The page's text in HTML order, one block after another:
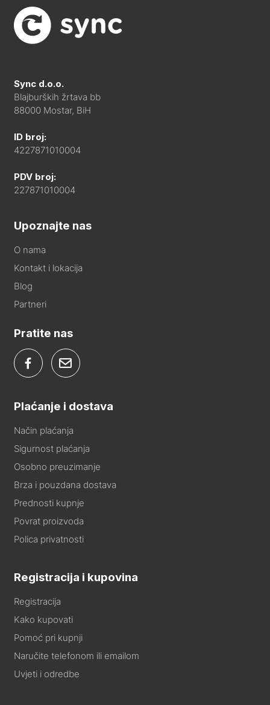
Sync d.o.o.
Blajburških žrtava bb
88000 Mostar, BiH
ID broj:
4227871010004
PDV broj:
227871010004
Upoznajte nas
O nama
Kontakt i lokacija
Blog
Partneri
Pratite nas
Plaćanje i dostava
Način plaćanja
Sigurnost plaćanja
Osobno preuzimanje
Brza i pouzdana dostava
Prednosti kupnje
Povrat proizvoda
Polica privatnosti
Registracija i kupovina
Registracija
Kako kupovati
Pomoć pri kupnji
Naručite telefonom ili emailom
Uvjeti i odredbe